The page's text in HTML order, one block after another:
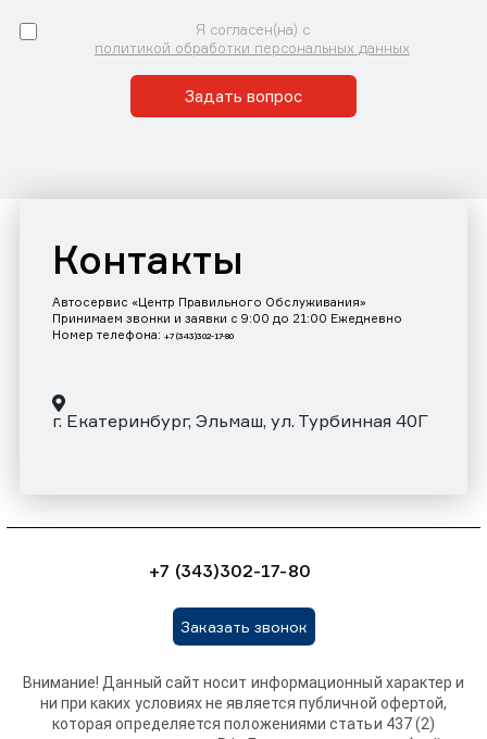
Я согласен(на) с
политикой обработки персональных данных
Задать вопрос
Контакты
Автосервис «Центр Правильного Обслуживания»
Принимаем звонки и заявки с 9:00 до 21:00 Ежедневно
Номер телефона: +7 (343)302-17-80
г. Екатеринбург, Эльмаш, ул. Турбинная 40Г
+7 (343)302-17-80
Заказать звонок
Внимание! Данный сайт носит информационный характер и
ни при каких условиях не является публичной офертой,
которая определяется положениями статьи 437 (2)